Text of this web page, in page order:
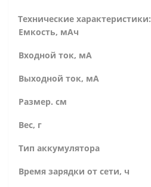
Технические характеристики:
Емкость, мАч
Входной ток, мА
Выходной ток, мА
Размер. см
Вес, г
Тип аккумулятора
Время зарядки от сети, ч